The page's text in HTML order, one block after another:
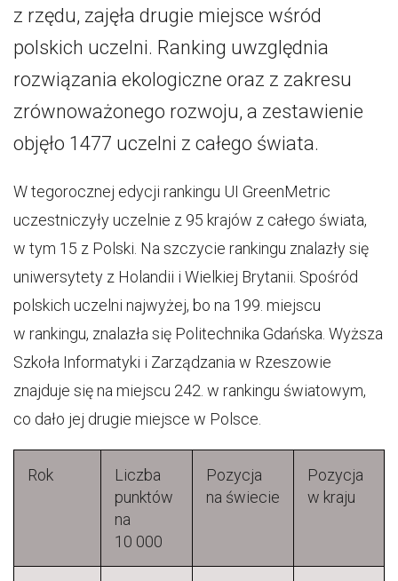
z rzędu, zajęła drugie miejsce wśród
polskich uczelni. Ranking uwzględnia
rozwiązania ekologiczne oraz z zakresu
zrównoważonego rozwoju, a zestawienie
objęło 1477 uczelni z całego świata.
W tegorocznej edycji rankingu UI GreenMetric
uczestniczyły uczelnie z 95 krajów z całego świata,
w tym 15 z Polski. Na szczycie rankingu znalazły się
uniwersytety z Holandii i Wielkiej Brytanii. Spośród
polskich uczelni najwyżej, bo na 199. miejscu
w rankingu, znalazła się Politechnika Gdańska. Wyższa
Szkoła Informatyki i Zarządzania w Rzeszowie
znajduje się na miejscu 242. w rankingu światowym,
co dało jej drugie miejsce w Polsce.
Rok
Liczba
punktów
na
10 000
Pozycja
na świecie
Pozycja
w kraju